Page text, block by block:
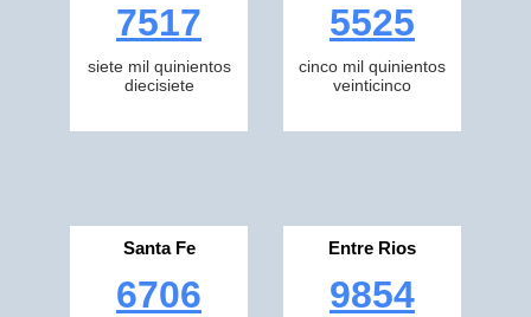
7517
siete mil quinientos
diecisiete
5525
cinco mil quinientos
veinticinco
Santa Fe
6706
Entre Rios
9854